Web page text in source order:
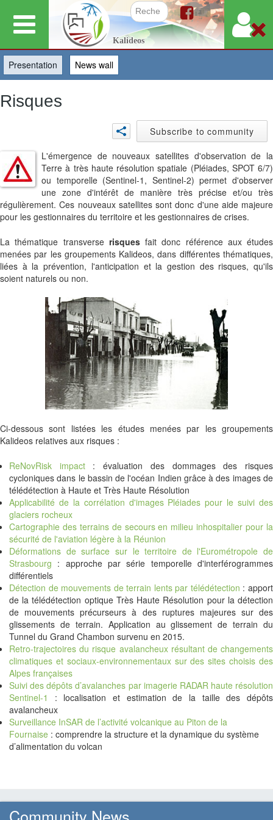
Skip
main
content
KalideosSearch
Presentation (active tab)
News wall
Risques
Subscribe to community
L'émergence de nouveaux satellites d'observation de la
Terre à très haute résolution spatiale (Pléiades, SPOT 6/7)
ou temporelle (Sentinel-1, Sentinel-2) permet d'observer
une zone d'intérêt de manière très précise et/ou très
régulièrement. Ces nouveaux satellites sont donc d'une aide majeure
pour les gestionnaires du territoire et les gestionnaires de crises.
La thématique transverse risques fait donc référence aux études
menées par les groupements Kalideos, dans différentes thématiques,
liées à la prévention, l'anticipation et la gestion des risques, qu'ils
soient naturels ou non.
Ci-dessous sont listées les études menées par les groupements
Kalideos relatives aux risques :
ReNovRisk impact: évaluation des dommages des risques
cycloniques dans le bassin de l'océan Indien grâce à des images de
télédétection à Haute et Très Haute Résolution
Applicabilité de la corrélation d'images Pléiades pour le suivi des
glaciers rocheux
Cartographie des terrains de secours en milieu inhospitalier pour la
sécurité de l'aviation légère à la Réunion
Déformations de surface sur le territoire de l'Eurométropole de
Strasbourg : approche par série temporelle d'interférogrammes
différentiels
Détection de mouvements de terrain lents par télédétection : apport
de la télédétection optique Très Haute Résolution pour la détection
de mouvements précurseurs à des ruptures majeures sur des
glissements de terrain. Application au glissement de terrain du
Tunnel du Grand Chambon survenu en 2015.
Retro-trajectoires du risque avalancheux résultant de changements
climatiques et sociaux-environnementaux sur des sites choisis des
Alpes françaises
Suivi des dépôts d’avalanches par imagerie RADAR haute résolution
Sentinel-1
: localisation et estimation de la taille des dépôts
avalancheux
Surveillance InSAR de l’activité volcanique au Piton de la
Fournaise : comprendre la structure et la dynamique du système
d’alimentation du volcan